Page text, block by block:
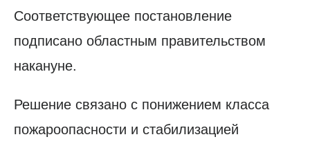
Соответствующее постановление
подписано областным правительством
накануне.
Решение связано с понижением класса
пожароопасности и стабилизацией